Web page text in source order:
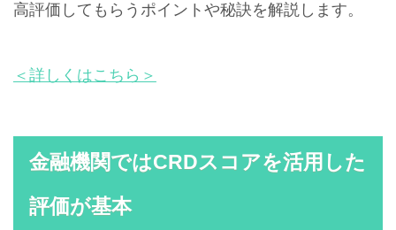
高評価してもらうポイントや秘訣を解説します。
＜詳しくはこちら＞
金融機関ではCRDスコアを活用した
評価が基本